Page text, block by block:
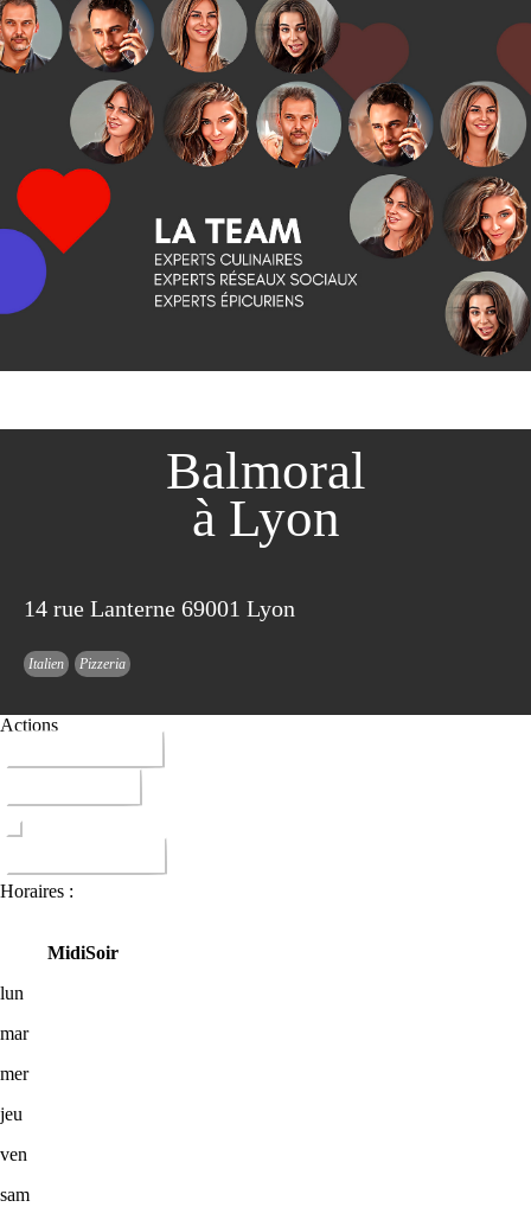
Balmoral
à Lyon
14 rue Lanterne 69001 Lyon
Italien Pizzeria
Actions
Horaires :
MidiSoir
lun
mar
mer
jeu
ven
sam